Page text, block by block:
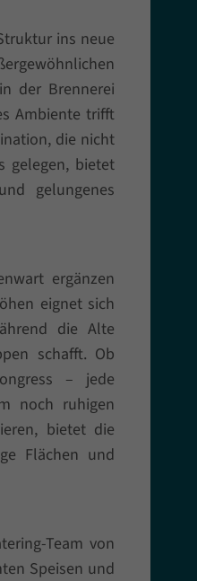
ins neue
der Brennerei
Ambiente trifft
die nicht
gelegen, bietet
gelungenes
ergänzen
eignet sich
die Alte
schafft. Ob
– jede
noch ruhigen
bietet die
Flächen und
Team von
Speisen und